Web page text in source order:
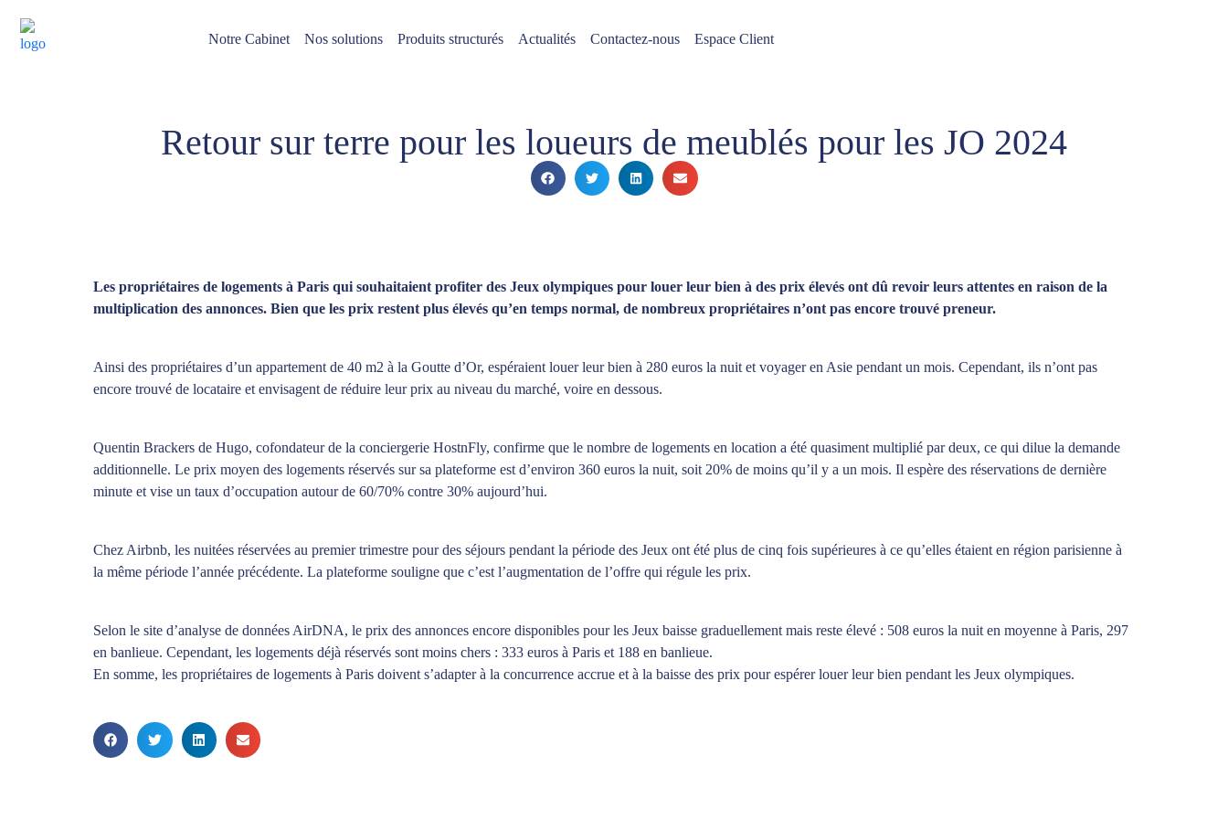
Notre Cabinet Nos solutions Produits structurés Actualités Contactez-nous Espace Client
Retour sur terre pour les loueurs de meublés pour les JO 2024
Les propriétaires de logements à Paris qui souhaitaient profiter des Jeux olympiques pour louer leur bien à des prix élevés ont dû revoir leurs attentes en raison de la
multiplication des annonces. Bien que les prix restent plus élevés qu’en temps normal, de nombreux propriétaires n’ont pas encore trouvé preneur.
Ainsi des propriétaires d’un appartement de 40 m2 à la Goutte d’Or, espéraient louer leur bien à 280 euros la nuit et voyager en Asie pendant un mois. Cependant, ils n’ont pas
encore trouvé de locataire et envisagent de réduire leur prix au niveau du marché, voire en dessous.
Quentin Brackers de Hugo, cofondateur de la conciergerie HostnFly, confirme que le nombre de logements en location a été quasiment multiplié par deux, ce qui dilue la demande
additionnelle. Le prix moyen des logements réservés sur sa plateforme est d’environ 360 euros la nuit, soit 20% de moins qu’il y a un mois. Il espère des réservations de dernière
minute et vise un taux d’occupation autour de 60/70% contre 30% aujourd’hui.
Chez Airbnb, les nuitées réservées au premier trimestre pour des séjours pendant la période des Jeux ont été plus de cinq fois supérieures à ce qu’elles étaient en région parisienne à
la même période l’année précédente. La plateforme souligne que c’est l’augmentation de l’offre qui régule les prix.
Selon le site d’analyse de données AirDNA, le prix des annonces encore disponibles pour les Jeux baisse graduellement mais reste élevé : 508 euros la nuit en moyenne à Paris, 297
en banlieue. Cependant, les logements déjà réservés sont moins chers : 333 euros à Paris et 188 en banlieue.
En somme, les propriétaires de logements à Paris doivent s’adapter à la concurrence accrue et à la baisse des prix pour espérer louer leur bien pendant les Jeux olympiques.